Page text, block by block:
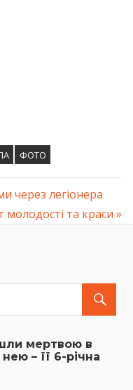
ФОТО
через легіонера
молодості та краси
мертвою в
нею – її 6-річна